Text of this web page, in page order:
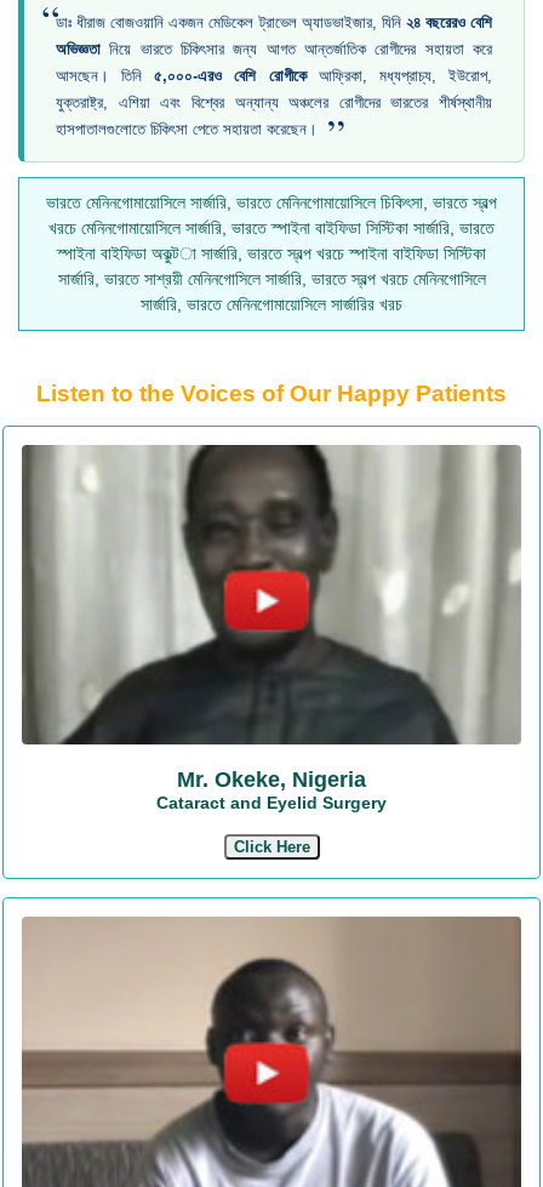
“ডাঃ ধীরাজ বোজওয়ানি একজন মেডিকেল ট্রাভেল অ্যাডভাইজার, যিনি ২৪ বছরেরও বেশি
অভিজ্ঞতা নিয়ে ভারতে চিকিৎসার জন্য আগত আন্তর্জাতিক রোগীদের সহায়তা করে
আসছেন। তিনি৫,০০০-এরও বেশি রোগীকেআফ্রিকা, মধ্যপ্রাচ্য, ইউরোপ,
যুক্তরাষ্ট্র, এশিয়া এবং বিশ্বের অন্যান্য অঞ্চলের রোগীদের ভারতের শীর্ষস্থানীয়
হাসপাতালগুলোতে চিকিৎসা পেতে সহায়তা করেছেন।
”
ভারতে মেনিনগোমায়োসিলে সার্জারি, ভারতে মেনিনগোমায়োসিলে চিকিৎসা, ভারতে স্বল্প
খরচে মেনিনগোমায়োসিলে সার্জারি, ভারতে স্পাইনা বাইফিডা সিস্টিকা সার্জারি, ভারতে
স্পাইনা বাইফিডা অকুল্টা সার্জারি, ভারতে স্বল্প খরচে স্পাইনা বাইফিডা সিস্টিকা
সার্জারি, ভারতে সাশ্রয়ী মেনিনগোসিলে সার্জারি, ভারতে স্বল্প খরচে মেনিনগোসিলে
সার্জারি, ভারতে মেনিনগোমায়োসিলে সার্জারির খরচ
Listen to the Voices of Our Happy Patients
Mr. Okeke, Nigeria
Cataract and Eyelid Surgery
Click Here